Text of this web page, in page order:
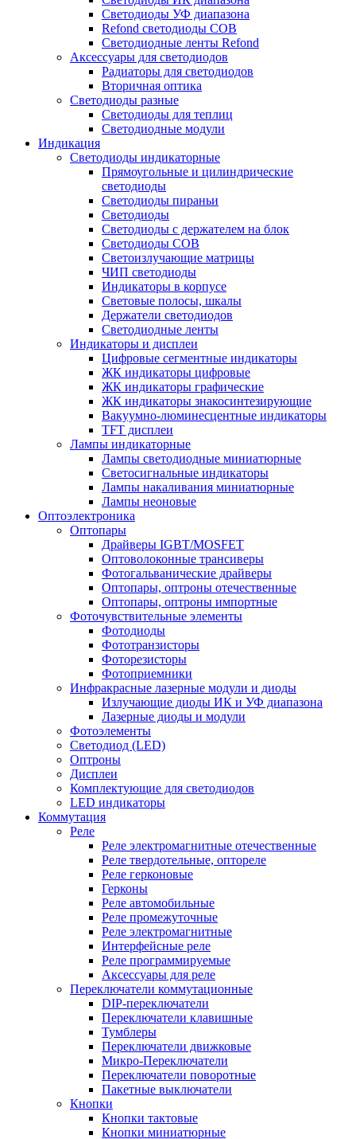
Светодиоды УФ диапазона
Refond светодиоды COB
Светодиодные ленты Refond
Аксессуары для светодиодов
Радиаторы для светодиодов
Вторичная оптика
Светодиоды разные
Светодиоды для теплиц
Светодиодные модули
Индикация
Светодиоды индикаторные
Прямоугольные и цилиндрические
светодиоды
Светодиоды пираньи
Светодиоды
Светодиоды с держателем на блок
Светодиоды COB
Светоизлучающие матрицы
ЧИП светодиоды
Индикаторы в корпусе
Световые полосы, шкалы
Держатели светодиодов
Светодиодные ленты
Индикаторы и дисплеи
Цифровые сегментные индикаторы
ЖК индикаторы цифровые
ЖК индикаторы графические
ЖК индикаторы знакосинтезирующие
Вакуумно-люминесцентные индикаторы
TFT дисплеи
Лампы индикаторные
Лампы светодиодные миниатюрные
Светосигнальные индикаторы
Лампы накаливания миниатюрные
Лампы неоновые
Оптоэлектроника
Оптопары
Драйверы IGBT/MOSFET
Оптоволоконные трансиверы
Фотогальванические драйверы
Оптопары, оптроны отечественные
Оптопары, оптроны импортные
Фоточувствительные элементы
Фотодиоды
Фототранзисторы
Фоторезисторы
Фотоприемники
Инфракрасные лазерные модули и диоды
Излучающие диоды ИК и УФ диапазона
Лазерные диоды и модули
Фотоэлементы
Светодиод (LED)
Оптроны
Дисплеи
Комплектующие для светодиодов
LED индикаторы
Коммутация
Реле
Реле электромагнитные отечественные
Реле твердотельные, оптореле
Реле герконовые
Герконы
Реле автомобильные
Реле промежуточные
Реле электромагнитные
Интерфейсные реле
Реле программируемые
Аксессуары для реле
Переключатели коммутационные
DIP-переключатели
Переключатели клавишные
Тумблеры
Переключатели движковые
Микро-Переключатели
Переключатели поворотные
Пакетные выключатели
Кнопки
Кнопки тактовые
Кнопки миниатюрные